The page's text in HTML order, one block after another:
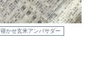
寝かせ玄米アンバサダー